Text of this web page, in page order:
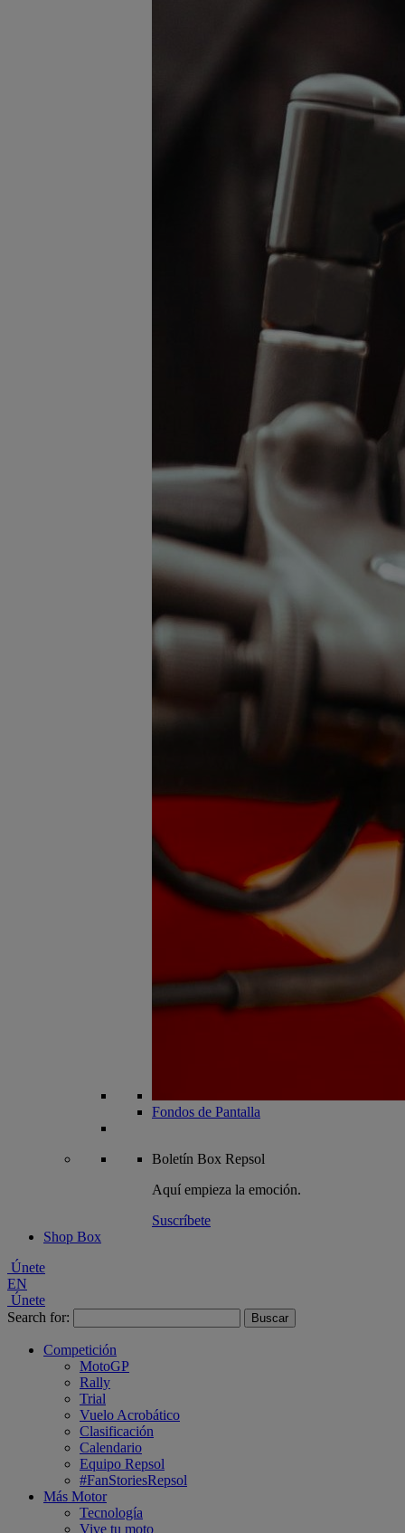
Fondos de Pantalla
Boletín Box Repsol
Aquí empieza la emoción.
Suscríbete
Shop Box
Únete
EN
Únete
Search for:
Competición
MotoGP
Rally
Trial
Vuelo Acrobático
Clasificación
Calendario
Equipo Repsol
#FanStoriesRepsol
Más Motor
Tecnología
Vive tu moto